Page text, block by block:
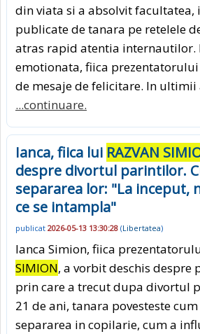
din viata si a absolvit
publicate de tanara pe retelele
atras rapid atentia internautilor.
emotionata, fiica
de mesaje de felicitare. In
...continuare.
Ianca, fiica lui RAZVAN
despre divortul parintilor.
separarea lor: "La inceput,
ce se intampla"
publicat 2026-05-13 13:30:28 (Libertatea)
Ianca Simion, fiica
SIMION, a vorbit deschis despre
prin care a trecut dupa divortul
21 de ani, tanara povesteste
separarea in copilarie, cum a